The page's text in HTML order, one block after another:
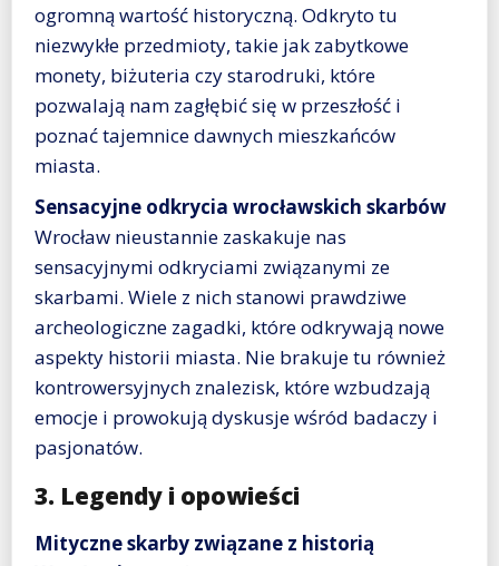
ogromną wartość historyczną. Odkryto tu
niezwykłe przedmioty, takie jak zabytkowe
monety, biżuteria czy starodruki, które
pozwalają nam zagłębić się w przeszłość i
poznać tajemnice dawnych mieszkańców
miasta.
Sensacyjne odkrycia wrocławskich skarbów
Wrocław nieustannie zaskakuje nas
sensacyjnymi odkryciami związanymi ze
skarbami. Wiele z nich stanowi prawdziwe
archeologiczne zagadki, które odkrywają nowe
aspekty historii miasta. Nie brakuje tu również
kontrowersyjnych znalezisk, które wzbudzają
emocje i prowokują dyskusje wśród badaczy i
pasjonatów.
3. Legendy i opowieści
Mityczne skarby związane z historią